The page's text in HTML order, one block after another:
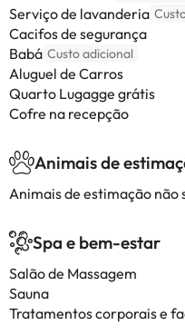
Serviço de lavanderia
Cacifos de segurança
Babá Custo adicional
Aluguel de Carros
Quarto Lugagge grátis
Cofre na recepção
Animais de
Animais de estimação não
Spa e bem-estar
Salão de Massagem
Sauna
Tratamentos corporais e